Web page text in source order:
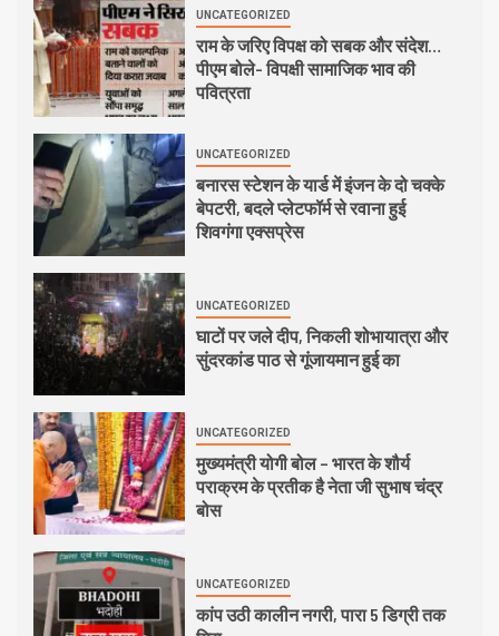
UNCATEGORIZED
राम के जरिए विपक्ष को सबक और संदेश…
पीएम बोले- विपक्षी सामाजिक भाव की
पवित्रता
UNCATEGORIZED
बनारस स्टेशन के यार्ड में इंजन के दो चक्के
बेपटरी, बदले प्लेटफॉर्म से रवाना हुई
शिवगंगा एक्सप्रेस
UNCATEGORIZED
घाटों पर जले दीप, निकली शोभायात्रा और
सुंदरकांड पाठ से गूंजायमान हुई का
UNCATEGORIZED
मुख्यमंत्री योगी बोल – भारत के शौर्य
पराक्रम के प्रतीक है नेता जी सुभाष चंद्र
बोस
UNCATEGORIZED
कांप उठी कालीन नगरी, पारा 5 डिग्री तक